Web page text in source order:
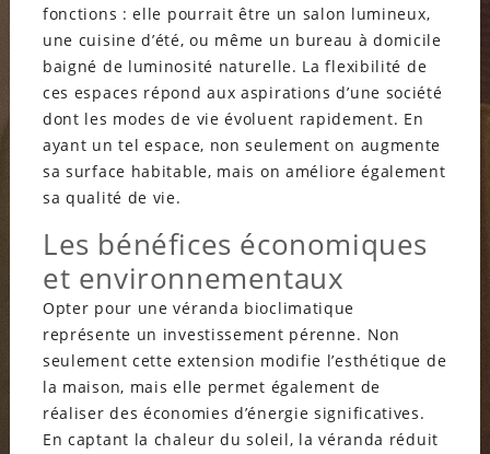
fonctions : elle pourrait être un salon lumineux,
une cuisine d’été, ou même un bureau à domicile
baigné de luminosité naturelle. La flexibilité de
ces espaces répond aux aspirations d’une société
dont les modes de vie évoluent rapidement. En
ayant un tel espace, non seulement on augmente
sa surface habitable, mais on améliore également
sa qualité de vie.
Les bénéfices économiques
et environnementaux
Opter pour une véranda bioclimatique
représente un investissement pérenne. Non
seulement cette extension modifie l’esthétique de
la maison, mais elle permet également de
réaliser des économies d’énergie significatives.
En captant la chaleur du soleil, la véranda réduit